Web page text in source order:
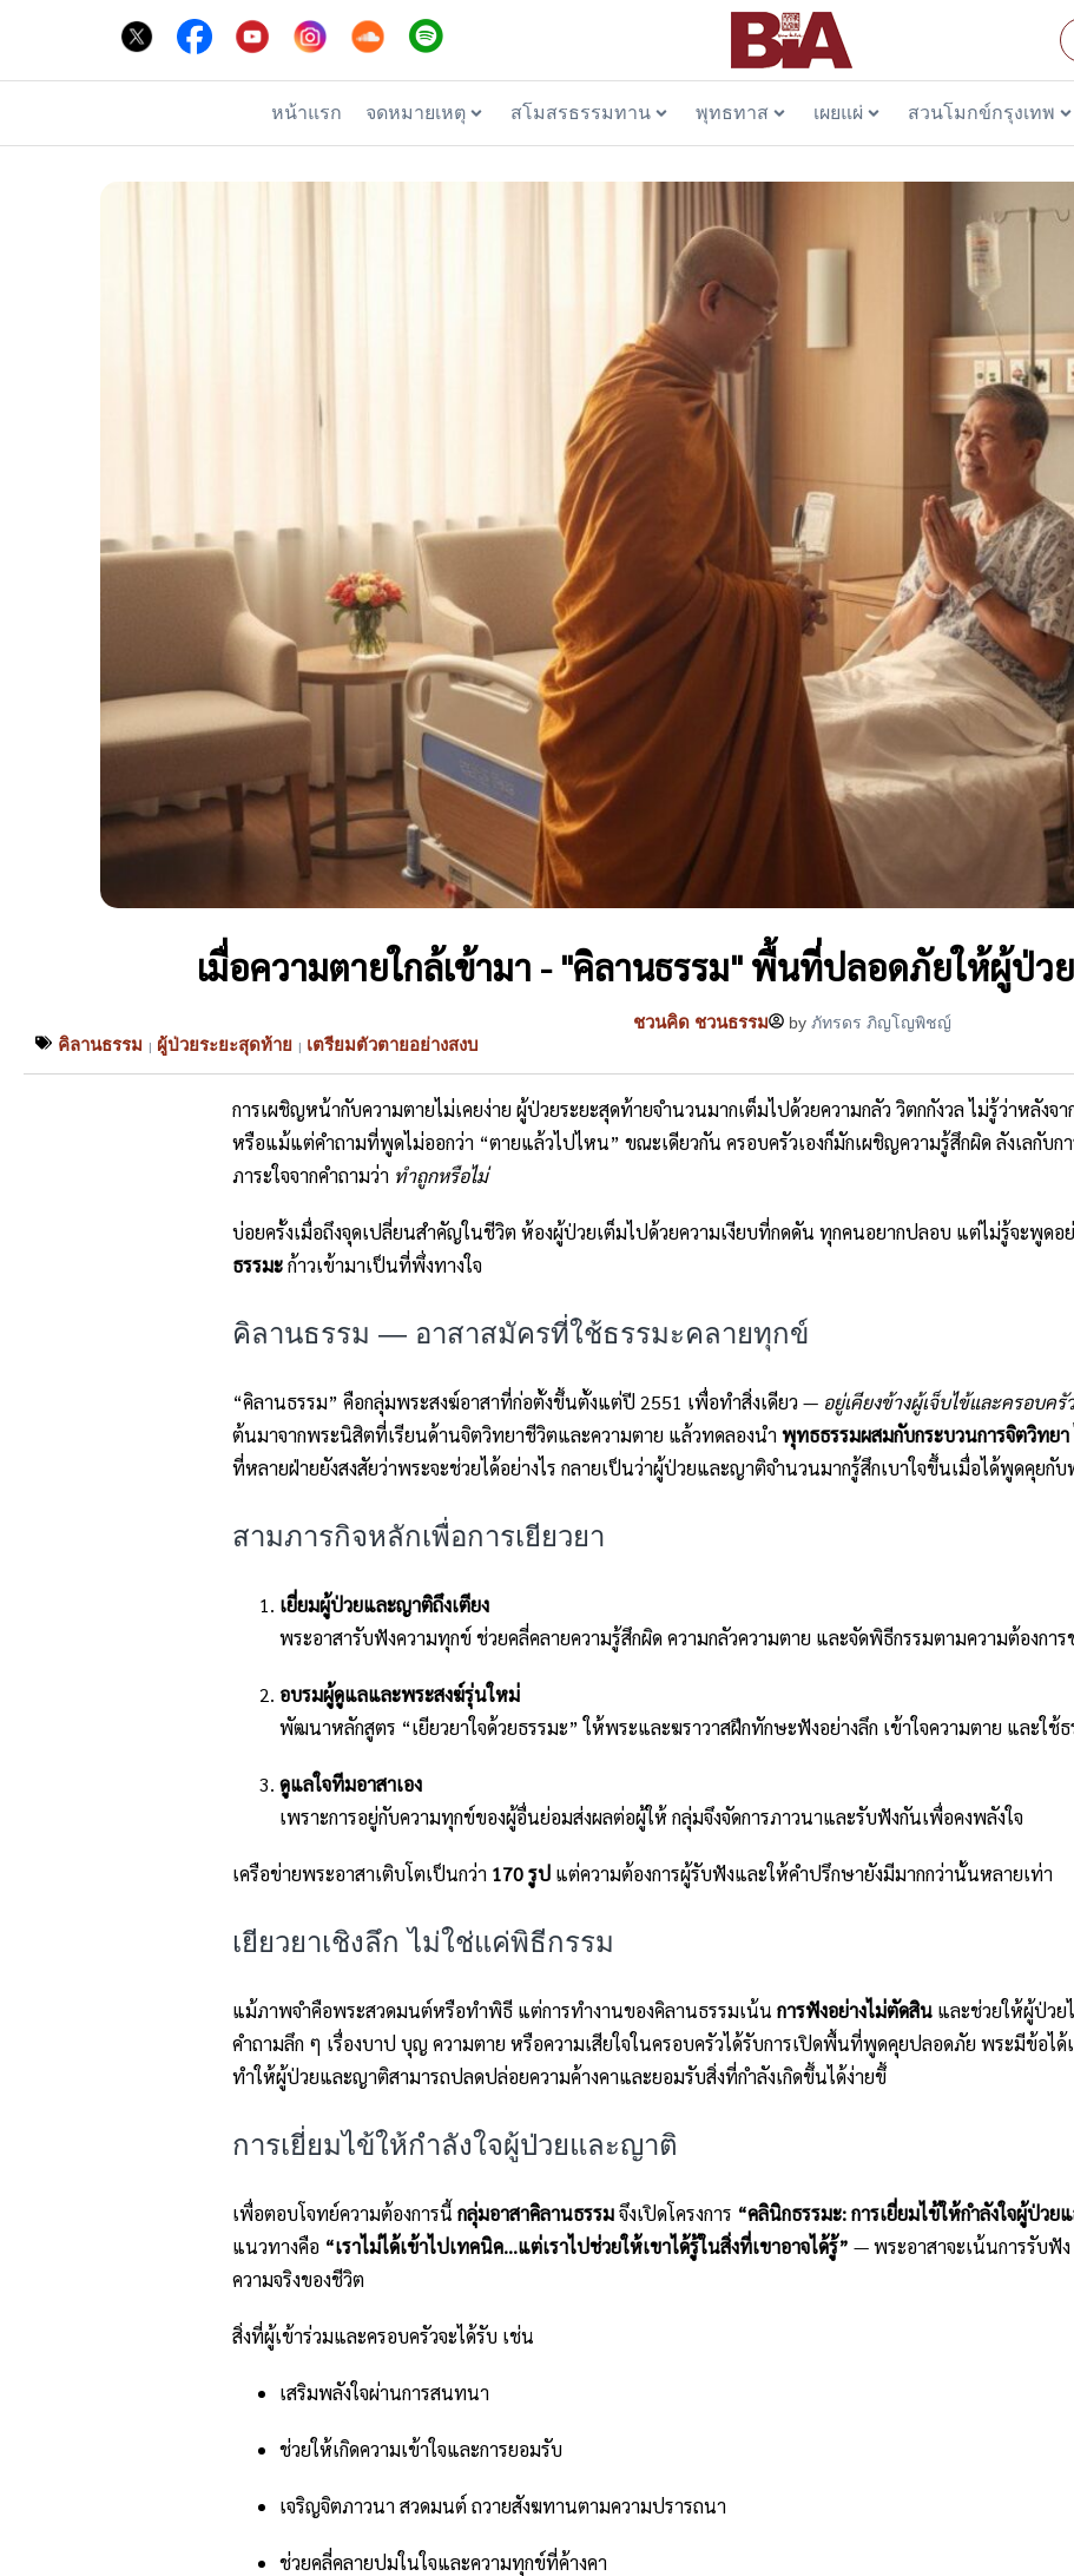
หน้าแรก จดหมายเหตุ สโมสรธรรมทาน พุทธทาส เผยแผ่ สวนโมกข์กรุงเทพ
เมื่อความตายใกล้เข้ามา - "คิลานธรรม" พื้นที่ปลอดภัยให้ผู้ป่ว
ชวนคิด ชวนธรรม by ภัทรดร ภิญโญพิชญ์
คิลานธรรม | ผู้ป่วยระยะสุดท้าย | เตรียมตัวตายอย่างสงบ
การเผชิญหน้ากับความตายไม่เคยง่าย ผู้ป่วยระยะสุดท้ายจำนวนมากเต็มไปด้วยความกลัว วิตกกังวล ไม่รู้ว่าหลังจ
หรือแม้แต่คำถามที่พูดไม่ออกว่า “ตายแล้วไปไหน” ขณะเดียวกัน ครอบครัวเองก็มักเผชิญความรู้สึกผิด ลังเลกับก
ภาระใจจากคำถามว่า ทำถูกหรือไม่
บ่อยครั้งเมื่อถึงจุดเปลี่ยนสำคัญในชีวิต ห้องผู้ป่วยเต็มไปด้วยความเงียบที่กดดัน ทุกคนอยากปลอบ แต่ไม่รู้จะพูดอ
ธรรมะก้าวเข้ามาเป็นที่พึ่งทางใจ
คิลานธรรม — อาสาสมัครที่ใช้ธรรมะคลายทุกข์
“คิลานธรรม” คือกลุ่มพระสงฆ์อาสาที่ก่อตั้งขึ้นตั้งแต่ปี 2551 เพื่อทำสิ่งเดียว — อยู่เคียงข้างผู้เจ็บไข้และครอบค
ต้นมาจากพระนิสิตที่เรียนด้านจิตวิทยาชีวิตและความตาย แล้วทดลองนำ พุทธธรรมผสมกับกระบวนการจิตวิทยา
ที่หลายฝ่ายยังสงสัยว่าพระจะช่วยได้อย่างไร กลายเป็นว่าผู้ป่วยและญาติจำนวนมากรู้สึกเบาใจขึ้นเมื่อได้พูดคุย
สามภารกิจหลักเพื่อการเยียวยา
เยี่ยมผู้ป่วยและญาติถึงเตียง
พระอาสารับฟังความทุกข์ ช่วยคลี่คลายความรู้สึกผิด ความกลัวความตาย และจัดพิธีกรรมตามความต้องกา
อบรมผู้ดูแลและพระสงฆ์รุ่นใหม่
พัฒนาหลักสูตร “เยียวยาใจด้วยธรรมะ” ให้พระและฆราวาสฝึกทักษะฟังอย่างลึก เข้าใจความตาย และใช้ธ
ดูแลใจทีมอาสาเอง
เพราะการอยู่กับความทุกข์ของผู้อื่นย่อมส่งผลต่อผู้ให้ กลุ่มจึงจัดการภาวนาและรับฟังกันเพื่อคงพลังใจ
เครือข่ายพระอาสาเติบโตเป็นกว่า 170 รูป แต่ความต้องการผู้รับฟังและให้คำปรึกษายังมีมากกว่านั้นหลายเท่า
เยียวยาเชิงลึก ไม่ใช่แค่พิธีกรรม
แม้ภาพจำคือพระสวดมนต์หรือทำพิธี แต่การทำงานของคิลานธรรมเน้น การฟังอย่างไม่ตัดสิน และช่วยให้ผู้ป่วย
คำถามลึก ๆ เรื่องบาป บุญ ความตาย หรือความเสียใจในครอบครัวได้รับการเปิดพื้นที่พูดคุยปลอดภัย พระมีข้อได้
ทำให้ผู้ป่วยและญาติสามารถปลดปล่อยความค้างคาและยอมรับสิ่งที่กำลังเกิดขึ้นได้ง่ายขึ้
การเยี่ยมไข้ให้กำลังใจผู้ป่วยและญาติ
เพื่อตอบโจทย์ความต้องการนี้ กลุ่มอาสาคิลานธรรมจึงเปิดโครงการ “คลินิกธรรมะ: การเยี่ยมไข้ให้กำลังใจผู้ป่วย
แนวทางคือ “เราไม่ได้เข้าไปเทคนิค…แต่เราไปช่วยให้เขาได้รู้ในสิ่งที่เขาอาจได้รู้” — พระอาสาจะเน้นการรับฟัง
ความจริงของชีวิต
สิ่งที่ผู้เข้าร่วมและครอบครัวจะได้รับ เช่น
เสริมพลังใจผ่านการสนทนา
ช่วยให้เกิดความเข้าใจและการยอมรับ
เจริญจิตภาวนา สวดมนต์ ถวายสังฆทานตามความปรารถนา
ช่วยคลี่คลายปมในใจและความทุกข์ที่ค้างคา